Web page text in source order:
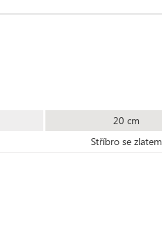
20 cm
Stříbro se zlatem